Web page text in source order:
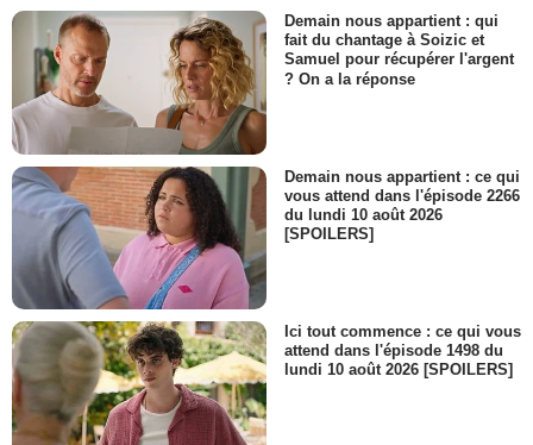
Demain nous appartient : qui
fait du chantage à Soizic et
Samuel pour récupérer l'argent
? On a la réponse
Demain nous appartient : ce qui
vous attend dans l'épisode 2266
du lundi 10 août 2026
[SPOILERS]
Ici tout commence : ce qui vous
attend dans l'épisode 1498 du
lundi 10 août 2026 [SPOILERS]